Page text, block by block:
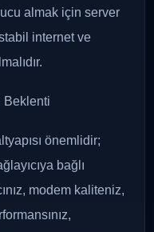
almak için server
internet ve
Beklenti
önemlidir;
bağlı
modem kaliteniz,